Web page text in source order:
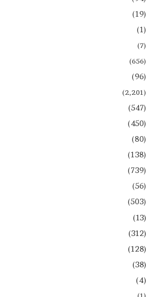
(19)
(1)
(7)
(656)
(96)
(2,201)
(547)
(450)
(80)
(138)
(739)
(56)
(503)
(13)
(312)
(128)
(38)
(4)